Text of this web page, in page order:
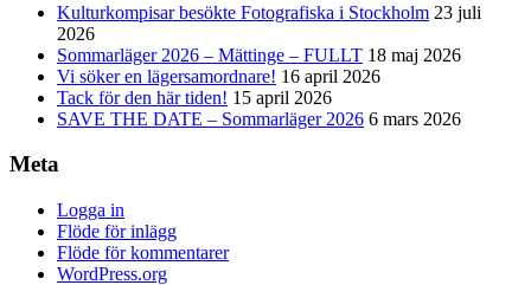
Kulturkompisar besökte Fotografiska i Stockholm 23 juli
2026
Sommarläger 2026 – Mättinge – FULLT 18 maj 2026
Vi söker en lägersamordnare! 16 april 2026
Tack för den här tiden! 15 april 2026
SAVE THE DATE – Sommarläger 2026 6 mars 2026
Meta
Logga in
Flöde för inlägg
Flöde för kommentarer
WordPress.org